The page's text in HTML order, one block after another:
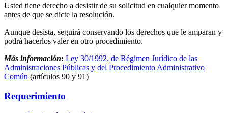
Usted tiene derecho a desistir de su solicitud en cualquier momento
antes de que se dicte la resolución.
Aunque desista, seguirá conservando los derechos que le amparan y
podrá hacerlos valer en otro procedimiento.
Más información: Ley 30/1992, de Régimen Jurídico de las
Administraciones Públicas y del Procedimiento Administrativo
Común (artículos 90 y 91)
Requerimiento